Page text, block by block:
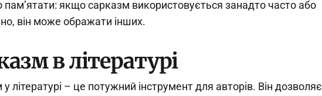
якщо сарказм використовується занадто часто або
він може ображати інших.
в літературі
літературі – це потужний інструмент для авторів. Він дозволяє